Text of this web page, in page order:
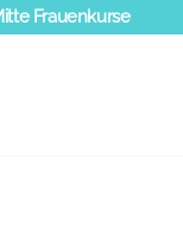
Frauenkurse